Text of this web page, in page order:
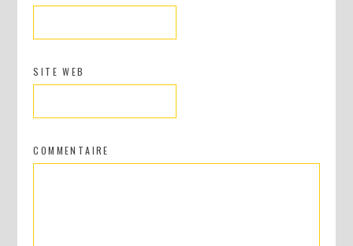
SITE WEB
COMMENTAIRE